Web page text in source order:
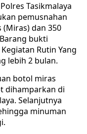
Tasikmalaya
pemusnahan
dan 350
bukti
Rutin Yang
lebih 2 bulan.
botol miras
dihamparkan di
Selanjutnya
minuman